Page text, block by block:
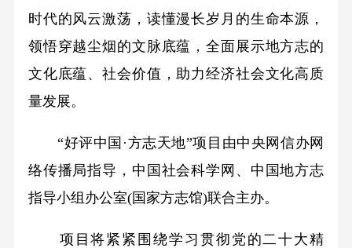
时代的风云激荡，读懂漫长岁月的生命本源，
领悟穿越尘烟的文脉底蕴，全面展示地方志的
文化底蕴、社会价值，助力经济社会文化高质
量发展。
“好评中国·方志天地”项目由中央网信办网
络传播局指导，中国社会科学网、中国地方志
指导小组办公室(国家方志馆)联合主办。
项目将紧紧围绕学习贯彻党的二十大精